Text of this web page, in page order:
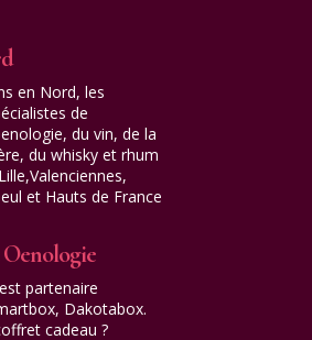
en Nord, les
de
du vin, de la
du whisky et rhum
et Hauts de France
partenaire
Dakotabox.
cadeau ?